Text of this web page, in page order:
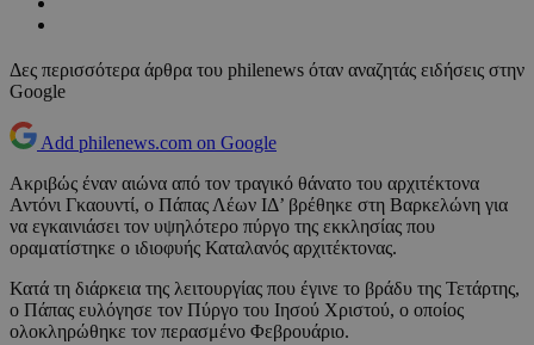
Δες περισσότερα άρθρα του philenews όταν αναζητάς ειδήσεις στην
Google
Add philenews.com on Google
Ακριβώς έναν αιώνα από τον τραγικό θάνατο του αρχιτέκτονα
Αντόνι Γκαουντί, ο Πάπας Λέων ΙΔ’ βρέθηκε στη Βαρκελώνη για
να εγκαινιάσει τον υψηλότερο πύργο της εκκλησίας που
οραματίστηκε ο ιδιοφυής Καταλανός αρχιτέκτονας.
Κατά τη διάρκεια της λειτουργίας που έγινε το βράδυ της Τετάρτης,
ο Πάπας ευλόγησε τον Πύργο του Ιησού Χριστού, ο οποίος
ολοκληρώθηκε τον περασμένο Φεβρουάριο.